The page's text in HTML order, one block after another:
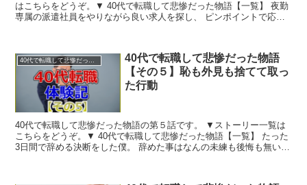
はこちらをどうぞ。▼ 40代で転職して悲惨だった物語【一覧】 夜勤
専属の派遣社員をやりながら良い求人を探し、 ピンポイントで応募
40代で転職して悲惨だった物語
【その５】恥も外見も捨てて取っ
た行動
40代で転職して悲惨だった物語の第５話です。 ▼ストーリー一覧は
こちらをどうぞ。▼ 40代で転職して悲惨だった物語【一覧】 たった
3日間で辞める決断をした僕。 辞めた事はなんの未練も後悔も無いん